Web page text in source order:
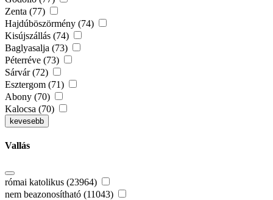
Zenta (77)
Hajdúböszörmény (74)
Kisújszállás (74)
Baglyasalja (73)
Péterréve (73)
Sárvár (72)
Esztergom (71)
Abony (70)
Kalocsa (70)
kevesebb
Vallás
római katolikus (23964)
nem beazonosítható (11043)